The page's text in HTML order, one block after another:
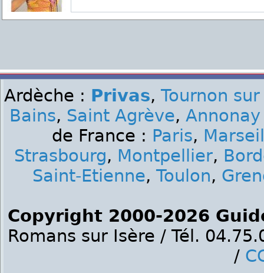
Ardèche : Privas, Tournon
Bains, Saint Agrève, Annonay
de France : Paris,
Strasbourg, Montpellier,
Saint-Etienne, Toulon,
Copyright 2000-2026
Romans sur Isère / Tél.
/